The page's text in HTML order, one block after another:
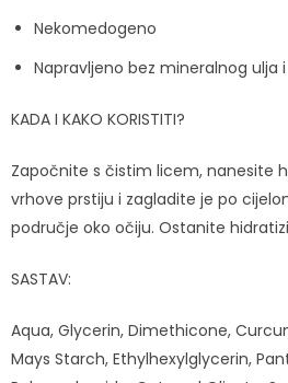
Nekomedogeno
Napravljeno bez mineralnog ulja
KADA I KAKO KORISTITI?
Započnite s čistim licem, nanesite
vrhove prstiju i zagladite je po
područje oko očiju. Ostanite
SASTAV:
Aqua, Glycerin, Dimethicone,
Mays Starch, Ethylhexylglycerin,